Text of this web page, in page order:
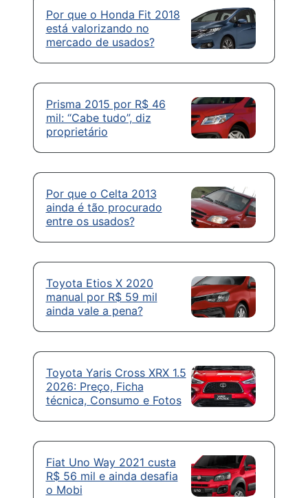
Por que o Honda Fit 2018
está valorizando no
mercado de usados?
Prisma 2015 por R$ 46
mil: “Cabe tudo”, diz
proprietário
Por que o Celta 2013
ainda é tão procurado
entre os usados?
Toyota Etios X 2020
manual por R$ 59 mil
ainda vale a pena?
Toyota Yaris Cross XRX 1.5
2026: Preço, Ficha
técnica, Consumo e Fotos
Fiat Uno Way 2021 custa
R$ 56 mil e ainda desafia
o Mobi